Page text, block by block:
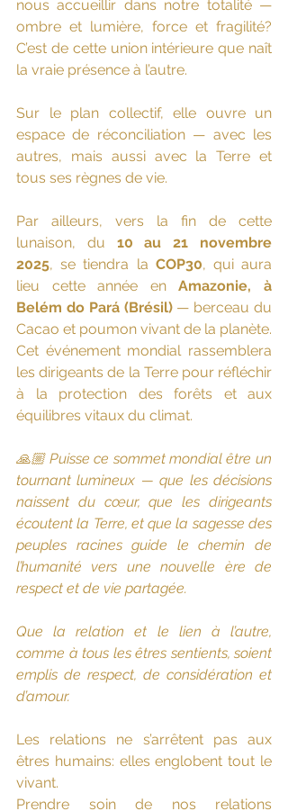
nous accueillir dans notre totalité —
ombre et lumière, force et fragilité?
C’est de cette union intérieure que naît
la vraie présence à l’autre.
Sur le plan collectif, elle ouvre un
espace de réconciliation — avec les
autres, mais aussi avec la Terre et
tous ses règnes de vie.
Par ailleurs, vers la fin de cette
lunaison, du 10 au 21 novembre
2025, se tiendra la COP30, qui aura
lieu cette année en Amazonie, à
Belém do Pará (Brésil) — berceau du
Cacao et poumon vivant de la planète.
Cet événement mondial rassemblera
les dirigeants de la Terre pour réfléchir
à la protection des forêts et aux
équilibres vitaux du climat.
🙏🏼 Puisse ce sommet mondial être un
tournant lumineux — que les décisions
naissent du cœur, que les dirigeants
écoutent la Terre, et que la sagesse des
peuples racines guide le chemin de
l’humanité vers une nouvelle ère de
respect et de vie partagée.
Que la relation et le lien à l’autre,
comme à tous les êtres sentients, soient
emplis de respect, de considération et
d’amour.
Les relations ne s’arrêtent pas aux
êtres humains: elles englobent tout le
vivant.
Prendre soin de nos relations